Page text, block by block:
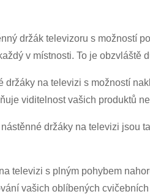
držák televizoru s možností
v místnosti. To je
držáky na televizi s možností
viditelnost vašich produktů
držáky na televizi jsou
televizi s plným pohybem
vašich oblíbených